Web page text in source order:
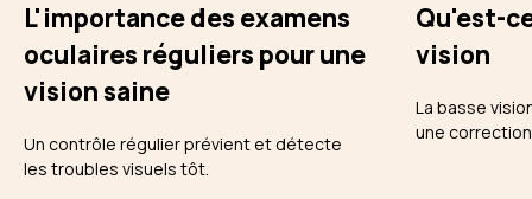
L'importance des examens
oculaires réguliers pour une
vision saine
Un contrôle régulier prévient et détecte
les troubles visuels tôt.
Qu'est-
vision
La basse
une